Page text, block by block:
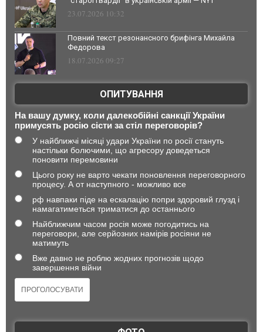
23.07.2026 10:32
Повний текст резонансного брифінга Михайла
Федорова
18.07.2026 09:27
ОПИТУВАННЯ
На вашу думку, коли далекобійні санкції України
примусять росію сісти за стіл переговорів?
У найближчі місяці удари України по росії стануть
настільки болючими, що агресору доведеться
поновити перемовини
Цього року не варто чекати поновлення переговорного
процесу. А от наступного - можливо все
рф навпаки піде на ескалацію попри здоровий глузд і
намагатиметься триматися до останнього
Найближчим часом росія може погодитись на
переговори, але серйозних намірів росіяни не
матимуть
Вже давно не роблю жодних прогнозів щодо
завершення війни